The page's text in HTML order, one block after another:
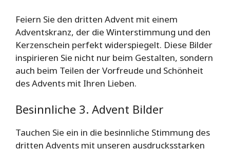
Feiern Sie den dritten Advent mit einem
Adventskranz, der die Winterstimmung und den
Kerzenschein perfekt widerspiegelt. Diese Bilder
inspirieren Sie nicht nur beim Gestalten, sondern
auch beim Teilen der Vorfreude und Schönheit
des Advents mit Ihren Lieben.
Besinnliche 3. Advent Bilder
Tauchen Sie ein in die besinnliche Stimmung des
dritten Advents mit unseren ausdrucksstarken